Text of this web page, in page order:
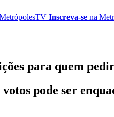
Inscreva-se na
para quem
pode ser